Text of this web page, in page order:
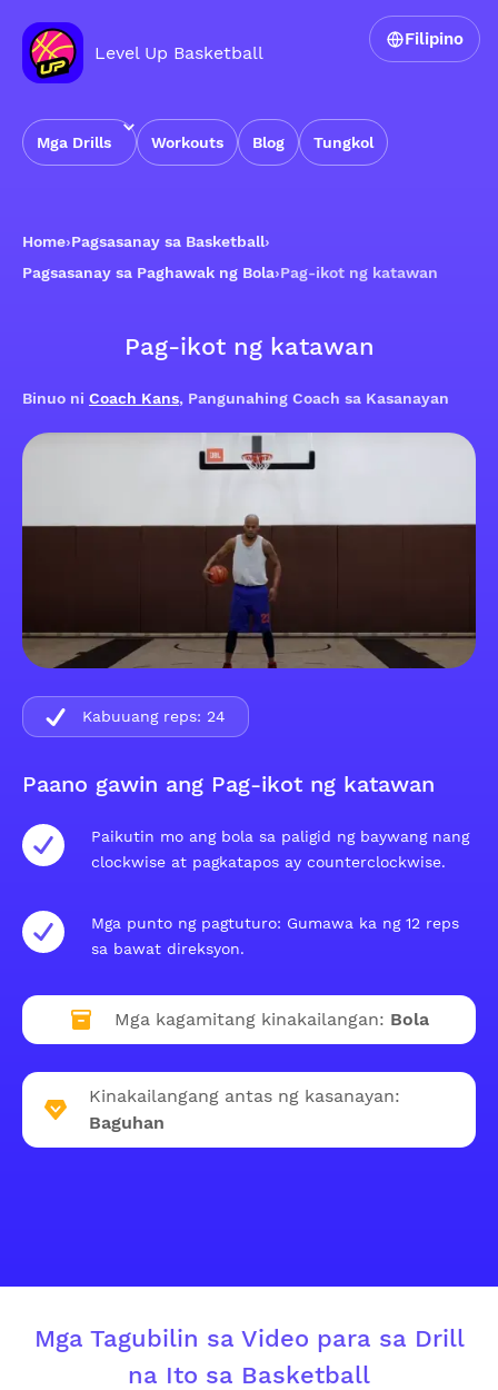
Level Up Basketball
Mga Drills Workouts Blog Tungkol
Filipino
Home›Pagsasanay sa Basketball›
Pagsasanay sa Paghawak ng Bola›Pag-ikot ng katawan
Pag-ikot ng katawan
Binuo ni Coach Kans, Pangunahing Coach sa Kasanayan
Paano gawin ang Pag-ikot ng katawan
Paikutin mo ang bola sa paligid ng baywang nang
clockwise at pagkatapos ay counterclockwise.
Mga punto ng pagtuturo: Gumawa ka ng 12 reps
sa bawat direksyon.
Mga kagamitang kinakailangan: Bola
Kinakailangang antas ng kasanayan:
Baguhan
Kabuuang reps: 24
Mga Tagubilin sa Video para sa Drill
na Ito sa Basketball